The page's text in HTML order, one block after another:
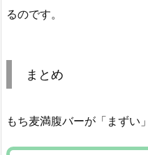
るのです。
まとめ
もち麦満腹バーが「まずい